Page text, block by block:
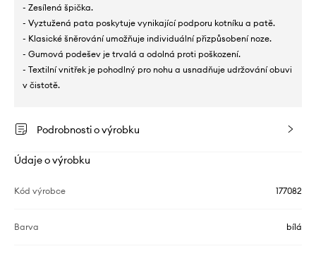
- Zesílená špička.
- Vyztužená pata poskytuje vynikající podporu kotníku a patě.
- Klasické šněrování umožňuje individuální přizpůsobení noze.
- Gumová podešev je trvalá a odolná proti poškození.
- Textilní vnitřek je pohodlný pro nohu a usnadňuje udržování obuvi
v čistotě.
Podrobnosti o výrobku
Údaje o výrobku
Kód výrobce 177082
Barva bílá